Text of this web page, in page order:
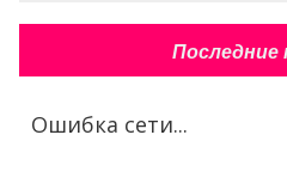
Последние
Ошибка сети...